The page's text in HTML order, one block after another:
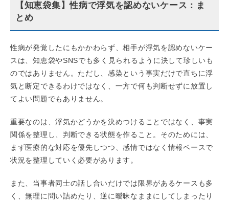
【知恵袋集】性病で浮気を認めないケース：ま
とめ
性病が発覚したにもかかわらず、相手が浮気を認めないケー
スは、知恵袋やSNSでも多く見られるように決して珍しいも
のではありません。ただし、感染という事実だけで直ちに浮
気と断定できるわけではなく、一方で何も判断せずに放置し
てよい問題でもありません。
重要なのは、浮気かどうかを決めつけることではなく、事実
関係を整理し、判断できる状態を作ること。そのためには、
まず医療的な対応を優先しつつ、感情ではなく情報ベースで
状況を整理していく必要があります。
また、当事者同士の話し合いだけでは限界があるケースも多
く、無理に問い詰めたり、逆に曖昧なままにしてしまったり